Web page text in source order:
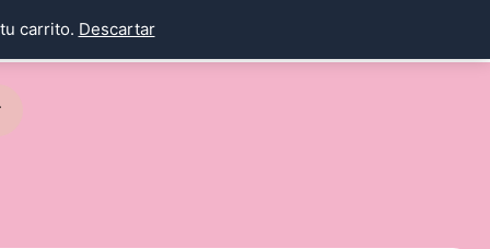
carrito. Descartar